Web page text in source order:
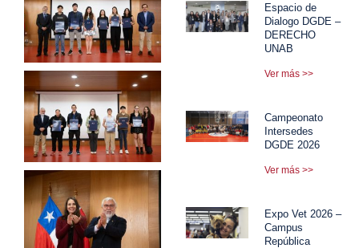
Espacio de
Dialogo DGDE –
DERECHO
UNAB
Ver más >>
Campeonato
Intersedes
DGDE 2026
Ver más >>
Expo Vet 2026 –
Campus
República